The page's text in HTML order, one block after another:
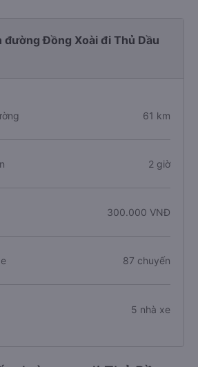
Đồng Xoài đi Thủ Dầu
61 km
2 giờ
300.000 VNĐ
87 chuyến
5 nhà xe